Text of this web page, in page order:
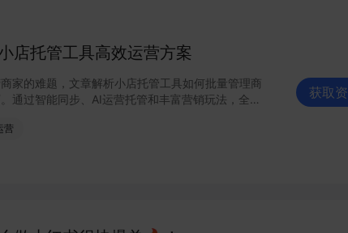
店托管工具高效运营方案
家的难题，文章解析小店托管工具如何批量管理商
通过智能同步、AI运营托管和丰富营销玩法，全面
营
获取